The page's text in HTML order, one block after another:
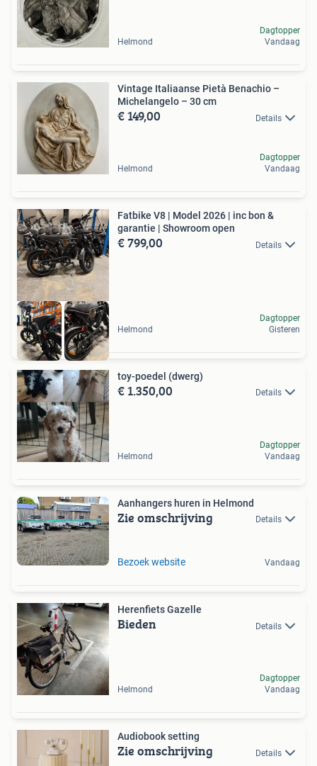
Helmond
Dagtopper
Vandaag
Vintage Italiaanse Pietà Benachio –
Michelangelo – 30 cm
€ 149,00 Details
Helmond
Dagtopper
Vandaag
Fatbike V8 | Model 2026 | inc bon &
garantie | Showroom open
€ 799,00 Details
Helmond
Dagtopper
Gisteren
toy-poedel (dwerg)
€ 1.350,00 Details
Helmond
Dagtopper
Vandaag
Aanhangers huren in Helmond
Zie omschrijving Details
Bezoek website Vandaag
Herenfiets Gazelle
Bieden Details
Helmond
Dagtopper
Vandaag
Audiobook setting
Zie omschrijving Details